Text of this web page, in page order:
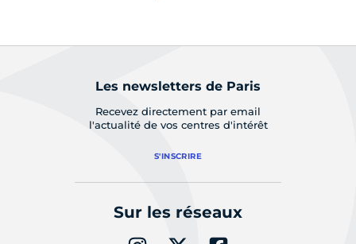
Les newsletters de Paris
Recevez directement par email
l'actualité de vos centres d'intérêt
S'INSCRIRE
Sur les réseaux